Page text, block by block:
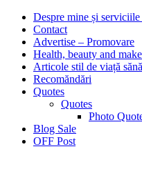
Despre mine și
Contact
Advertise – Promovare
Health, beauty and
Articole stil de viață
Recomăndări
Quotes
Quotes
Photo
Blog Sale
OFF Post